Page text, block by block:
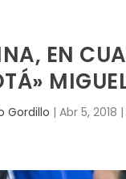
EN
Gordillo | Abr 5, 2018 |